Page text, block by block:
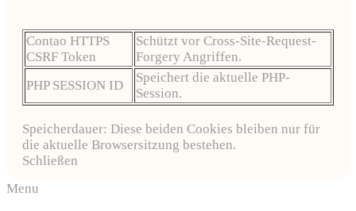
Contao HTTPS
CSRF Token
Schützt vor Cross-Site-Request-
Forgery Angriffen.
PHP SESSION ID
Speichert die aktuelle PHP-
Session.
Speicherdauer: Diese beiden Cookies bleiben nur für
die aktuelle Browsersitzung bestehen.
Schließen
Menu